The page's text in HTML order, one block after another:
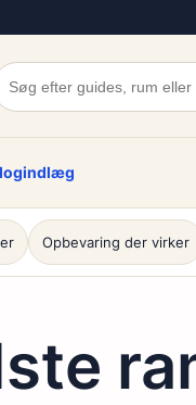
Opbevaring der virker